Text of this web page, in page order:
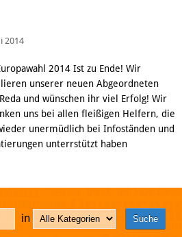
2014
2014 Ist zu Ende! Wir
unserer neuen Abgeordneten
und wünschen ihr viel Erfolg! Wir
uns bei allen fleißigen Helfern, die
unermüdlich bei Infoständen und
unterrstützt haben
in